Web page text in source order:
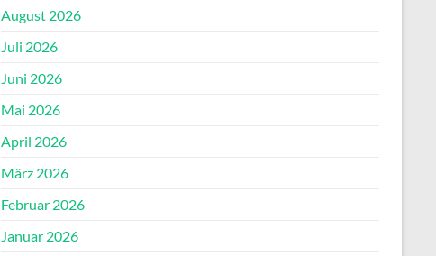
August 2026
Juli 2026
Juni 2026
Mai 2026
April 2026
März 2026
Februar 2026
Januar 2026